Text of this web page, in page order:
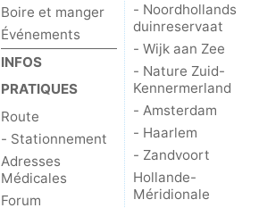
Boire et manger
Événements
INFOS
PRATIQUES
Route
- Stationnement
Adresses
Médicales
Forum
- Noordhollands
duinreservaat
- Wijk aan Zee
- Nature Zuid-
Kennermerland
- Amsterdam
- Haarlem
- Zandvoort
Hollande-
Méridionale